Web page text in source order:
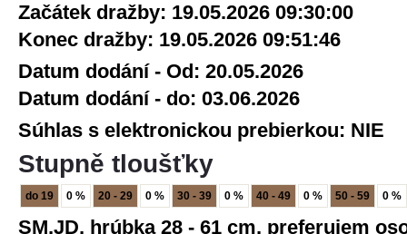
Začátek dražby: 19.05.2026 09:30:00
Konec dražby: 19.05.2026 09:51:46
Datum dodání - Od: 20.05.2026
Datum dodání - do: 03.06.2026
Súhlas s elektronickou prebierkou: NIE
Stupně tloušťky
do 19 0 % 20 - 29 0 % 30 - 39 0 % 40 - 49 0 % 50 - 59 0 %
SM,JD, hrúbka 28 - 61 cm, preferujem